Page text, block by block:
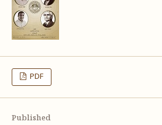
PDF
Published